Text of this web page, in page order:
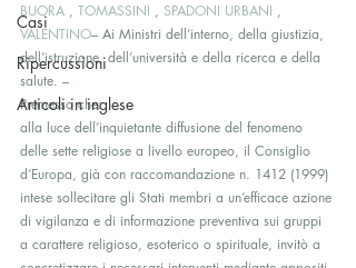
Casi
Ripercussioni
Articoli in inglese
BUORA , TOMASSINI , SPADONI URBANI ,
VALENTINO– Ai Ministri dell’interno, della giustizia,
dell’istruzione, dell’università e della ricerca e della
salute. –
Premesso che:
alla luce dell’inquietante diffusione del fenomeno
delle sette religiose a livello europeo, il Consiglio
d’Europa, già con raccomandazione n. 1412 (1999)
intese sollecitare gli Stati membri a un’efficace azione
di vigilanza e di informazione preventiva sui gruppi
a carattere religioso, esoterico o spirituale, invitò a